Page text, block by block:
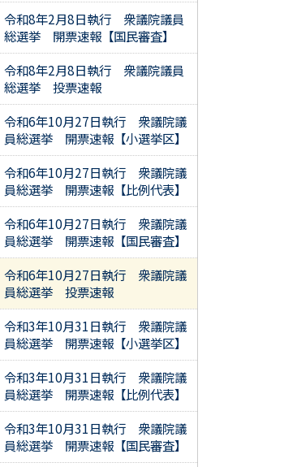
令和8年2月8日執行 衆議院議員
総選挙 開票速報【国民審査】
令和8年2月8日執行 衆議院議員
総選挙 投票速報
令和6年10月27日執行 衆議院議
員総選挙 開票速報【小選挙区】
令和6年10月27日執行 衆議院議
員総選挙 開票速報【比例代表】
令和6年10月27日執行 衆議院議
員総選挙 開票速報【国民審査】
令和6年10月27日執行 衆議院議
員総選挙 投票速報
令和3年10月31日執行 衆議院議
員総選挙 開票速報【小選挙区】
令和3年10月31日執行 衆議院議
員総選挙 開票速報【比例代表】
令和3年10月31日執行 衆議院議
員総選挙 開票速報【国民審査】